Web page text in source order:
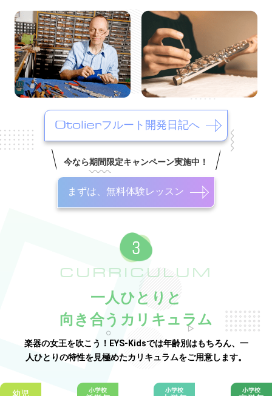
Otolierフルート開発日記へ
今なら期間限定キャンペーン実施中！
まずは、無料体験レッスン
CURRICULUM
一人ひとりと
向き合うカリキュラム
楽器の女王を吹こう！EYS-Kidsでは年齢別はもちろん、一
人ひとりの特性を見極めたカリキュラムをご用意します。